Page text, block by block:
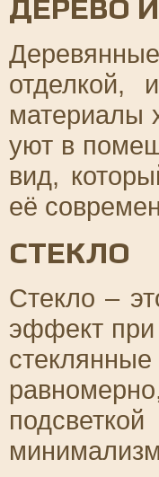
ДЕРЕВО
отделкой,
материалы
уют в
вид,
её
СТЕКЛО
Стекло –
эффект при